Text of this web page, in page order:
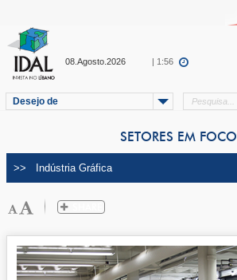
08.Agosto.2026 | 1:56
Desejo de
SETORES EM FOCO